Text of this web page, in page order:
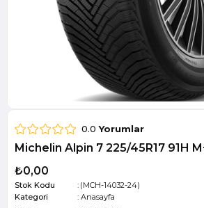
0.0 Yorumlar
Michelin Alpin 7 225/45R17 91H
₺0,00
Stok Kodu
(MCH-14032-24)
Kategori
: Anasayfa